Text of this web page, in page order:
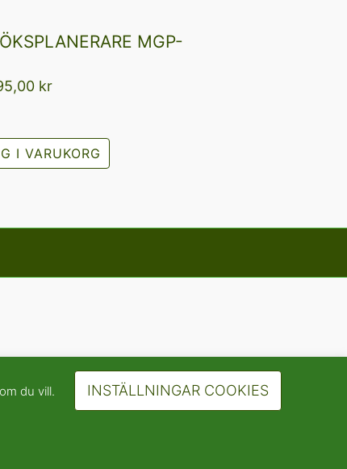
MGP-
kr
I VARUKORG
du vill. INSTÄLLNINGAR COOKIES